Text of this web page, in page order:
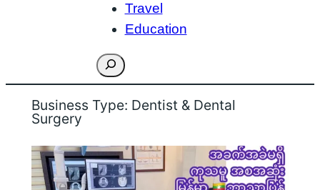
Travel
Education
Search
Business Type: Dentist & Dental
Surgery